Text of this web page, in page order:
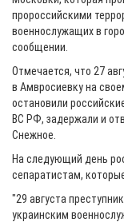
пророссийскими
военнослужащих в
сообщении.
Отмечается, что 27
в Амвросиевку на
остановили
ВС РФ, задержали и
Снежное.
На следующий день
сепаратистам,
"29 августа
украинским